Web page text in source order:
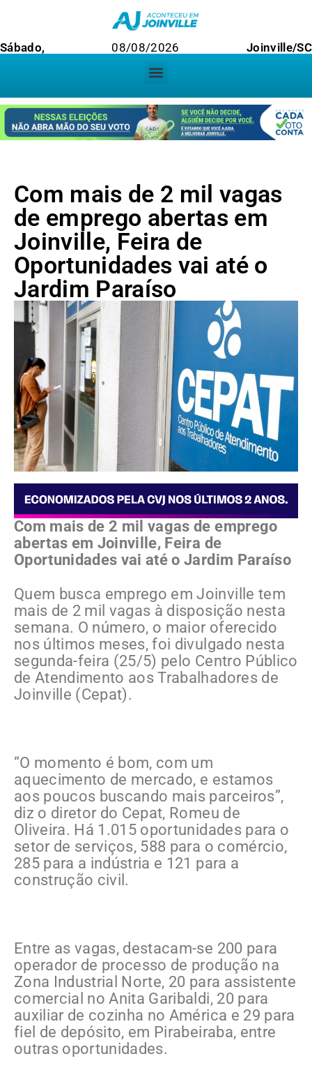
Sábado, 08/08/2026 Joinville/SC
Com mais de 2 mil vagas
de emprego abertas em
Joinville, Feira de
Oportunidades vai até o
Jardim Paraíso
Com mais de 2 mil vagas de emprego
abertas em Joinville, Feira de
Oportunidades vai até o Jardim Paraíso
Quem busca emprego em Joinville tem
mais de 2 mil vagas à disposição nesta
semana. O número, o maior oferecido
nos últimos meses, foi divulgado nesta
segunda-feira (25/5) pelo Centro Público
de Atendimento aos Trabalhadores de
Joinville (Cepat).
“O momento é bom, com um
aquecimento de mercado, e estamos
aos poucos buscando mais parceiros”,
diz o diretor do Cepat, Romeu de
Oliveira. Há 1.015 oportunidades para o
setor de serviços, 588 para o comércio,
285 para a indústria e 121 para a
construção civil.
Entre as vagas, destacam-se 200 para
operador de processo de produção na
Zona Industrial Norte, 20 para assistente
comercial no Anita Garibaldi, 20 para
auxiliar de cozinha no América e 29 para
fiel de depósito, em Pirabeiraba, entre
outras oportunidades.